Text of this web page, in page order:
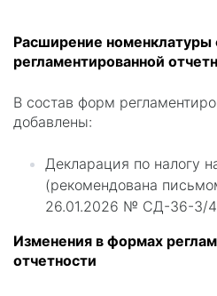
Расширение
регламентированной
В состав форм
добавлены:
Декларация по налогу
(рекомендована
26.01.2026 № СД-36-3/
Изменения в формах
отчетности